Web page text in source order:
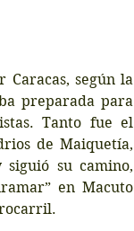
según la
preparada para
Tanto fue el
de Maiquetía,
su camino,
en Macuto